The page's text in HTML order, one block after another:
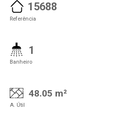
15688
Referência
1
Banheiro
48.05 m²
A. Útil